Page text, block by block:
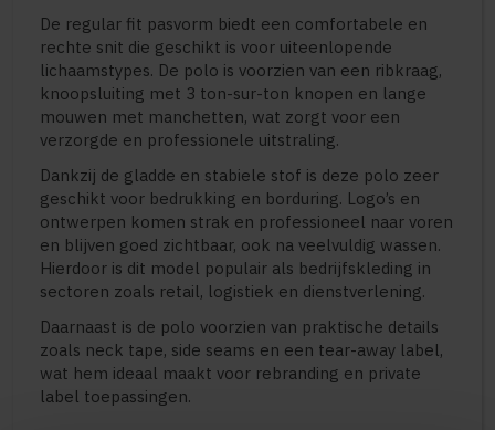
De regular fit pasvorm biedt een comfortabele en
rechte snit die geschikt is voor uiteenlopende
lichaamstypes. De polo is voorzien van een ribkraag,
knoopsluiting met 3 ton-sur-ton knopen en lange
mouwen met manchetten, wat zorgt voor een
verzorgde en professionele uitstraling.
Dankzij de gladde en stabiele stof is deze polo zeer
geschikt voor bedrukking en borduring. Logo’s en
ontwerpen komen strak en professioneel naar voren
en blijven goed zichtbaar, ook na veelvuldig wassen.
Hierdoor is dit model populair als bedrijfskleding in
sectoren zoals retail, logistiek en dienstverlening.
Daarnaast is de polo voorzien van praktische details
zoals neck tape, side seams en een tear-away label,
wat hem ideaal maakt voor rebranding en private
label toepassingen.